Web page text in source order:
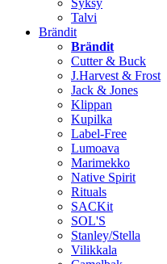
Syksy
Talvi
Brändit
Brändit
Cutter & Buck
J.Harvest & Frost
Jack & Jones
Klippan
Kupilka
Label-Free
Lumoava
Marimekko
Native Spirit
Rituals
SACKit
SOL'S
Stanley/Stella
Vilikkala